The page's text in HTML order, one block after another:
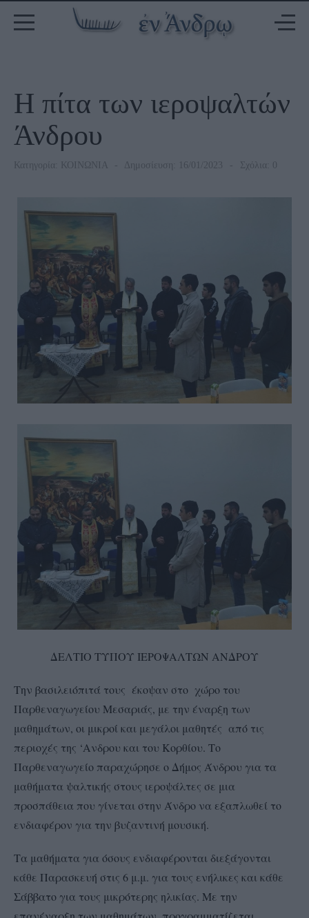
Η πίτα των ιεροψαλτών
Άνδρου
Κατηγορία: ΚΟΙΝΩΝΙΑ Δημοσίευση: 16/01/2023 Σχόλια: 0
ΔΕΛΤΙΟ ΤΥΠΟΥ ΙΕΡΟΨΑΛΤΩΝ ΑΝΔΡΟΥ
Την βασιλειόπιτά τους έκοψαν στο χώρο του
Παρθεναγωγείου Μεσαριάς, με την έναρξη των
μαθημάτων, οι μικροί και μεγάλοι μαθητές από τις
περιοχές της ‘Ανδρου και του Κορθίου. Το
Παρθεναγωγείο παραχώρησε ο Δήμος Άνδρου για τα
μαθήματα ψαλτικής στους ιεροψάλτες σε μια
προσπάθεια που γίνεται στην Άνδρο να εξαπλωθεί το
ενδιαφέρον για την βυζαντινή μουσική.
Τα μαθήματα για όσους ενδιαφέρονται διεξάγονται
κάθε Παρασκευή στις 6 μ.μ. για τους ενήλικες και κάθε
Σάββατο για τους μικρότερης ηλικίας. Με την